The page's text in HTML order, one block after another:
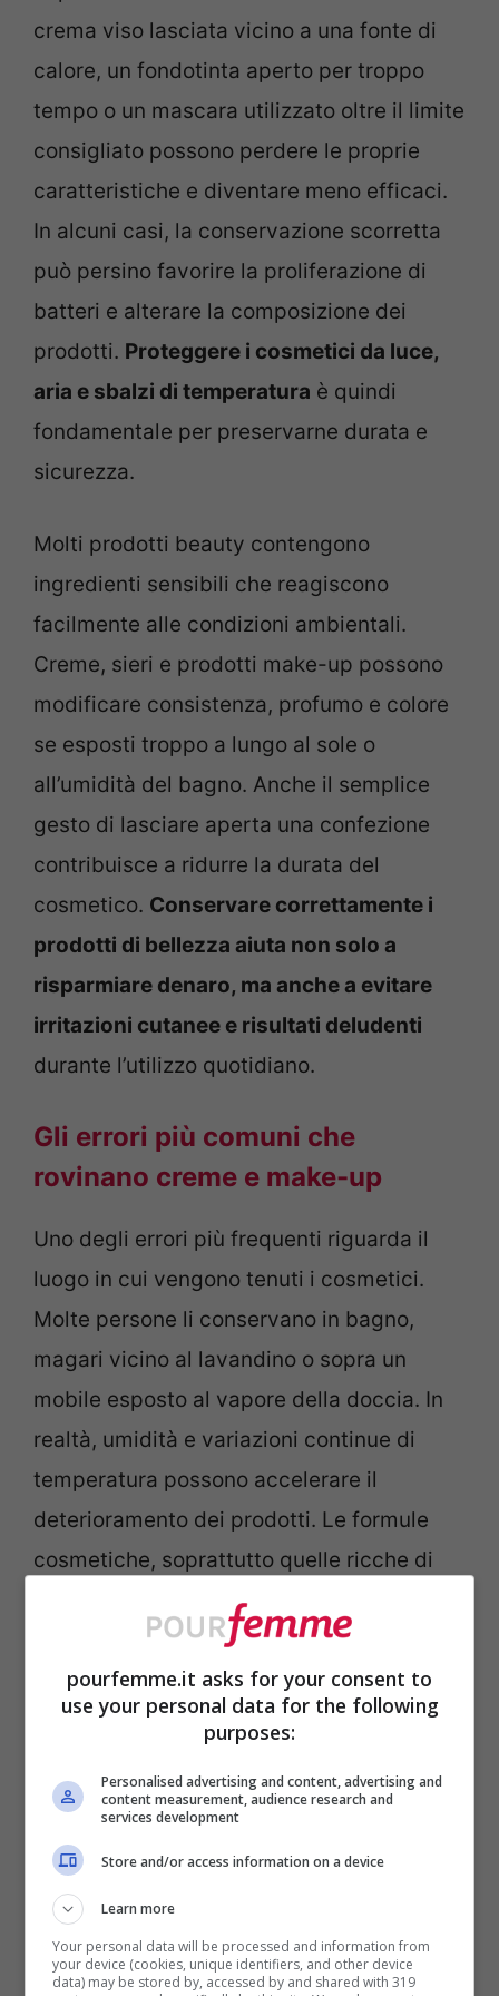
crema viso lasciata vicino a una fonte di
calore, un fondotinta aperto per troppo
tempo o un mascara utilizzato oltre il limite
consigliato possono perdere le proprie
caratteristiche e diventare meno efficaci.
In alcuni casi, la conservazione scorretta
può persino favorire la proliferazione di
batteri e alterare la composizione dei
prodotti. Proteggere i cosmetici da luce,
aria e sbalzi di temperatura è quindi
fondamentale per preservarne durata e
sicurezza.
Molti prodotti beauty contengono
ingredienti sensibili che reagiscono
facilmente alle condizioni ambientali.
Creme, sieri e prodotti make-up possono
modificare consistenza, profumo e colore
se esposti troppo a lungo al sole o
all’umidità del bagno. Anche il semplice
gesto di lasciare aperta una confezione
contribuisce a ridurre la durata del
cosmetico. Conservare correttamente i
prodotti di bellezza aiuta non solo a
risparmiare denaro, ma anche a evitare
irritazioni cutanee e risultati deludenti
durante l’utilizzo quotidiano.
Gli errori più comuni che
rovinano creme e make-up
Uno degli errori più frequenti riguarda il
luogo in cui vengono tenuti i cosmetici.
Molte persone li conservano in bagno,
magari vicino al lavandino o sopra un
mobile esposto al vapore della doccia. In
realtà, umidità e variazioni continue di
temperatura possono accelerare il
deterioramento dei prodotti. Le formule
cosmetiche, soprattutto quelle ricche di
ingredienti naturali o prive di conservanti
aggressivi, tendono a destabilizzarsi più
facilmente in ambienti troppo caldi o
umidi.La soluzione migliore è scegliere un
diretta del sole, come un cassetto o un
contenitore chiuso.
Anche l’igiene gioca un ruolo decisivo nella
durata dei cosmetici. Toccare creme e
pourfemme.it asks for your consent to
use your personal data for the following
purposes:
Personalised advertising and content, advertising and
content measurement, audience research and
services development
Store and/or access information on a device
Learn more
Your personal data will be processed and information from
your device (cookies, unique identifiers, and other device
data) may be stored by, accessed by and shared with 319